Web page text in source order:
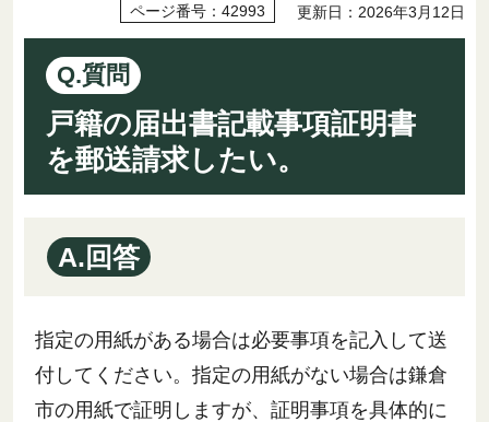
ページ番号：42993 更新日：2026年3月12日
Q.質問
戸籍の届出書記載事項証明書
を郵送請求したい。
A.回答
指定の用紙がある場合は必要事項を記入して送
付してください。指定の用紙がない場合は鎌倉
市の用紙で証明しますが、証明事項を具体的に